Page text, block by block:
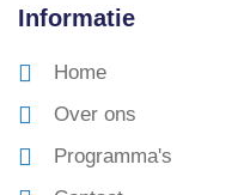
Informatie
Home
Over ons
Programma's